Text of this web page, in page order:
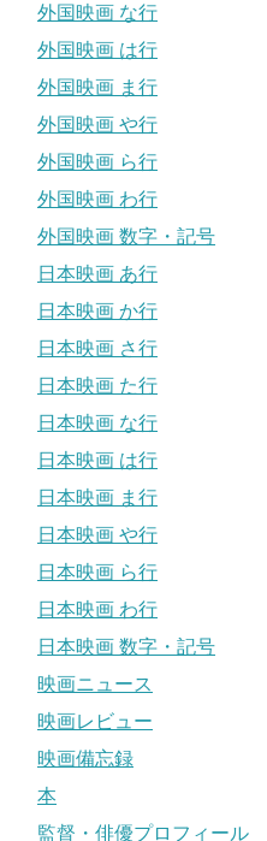
外国映画 な行
外国映画 は行
外国映画 ま行
外国映画 や行
外国映画 ら行
外国映画 わ行
外国映画 数字・記号
日本映画 あ行
日本映画 か行
日本映画 さ行
日本映画 た行
日本映画 な行
日本映画 は行
日本映画 ま行
日本映画 や行
日本映画 ら行
日本映画 わ行
日本映画 数字・記号
映画ニュース
映画レビュー
映画備忘録
本
監督・俳優プロフィール